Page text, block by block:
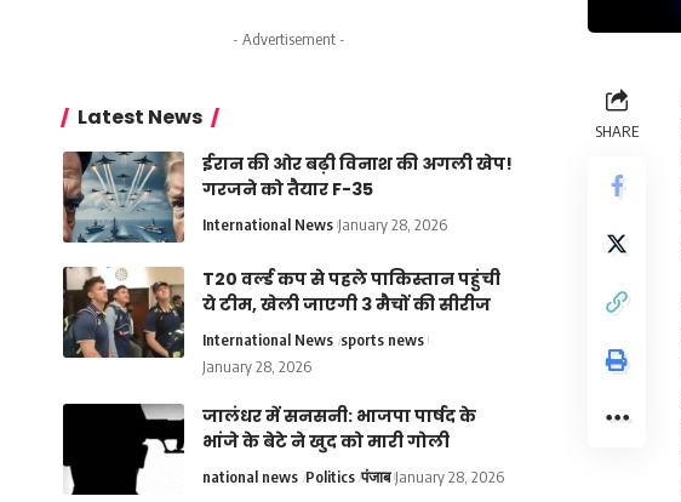
SHARE
- Advertisement -
Latest News
ईरान की ओर बढ़ी विनाश की अगली खेप!
गरजने को तैयार F-35
International News January 28, 2026
T20 वर्ल्ड कप से पहले पाकिस्तान पहुंची
ये टीम, खेली जाएगी 3 मैचों की सीरीज
International News sports news
January 28, 2026
जालंधर में सनसनी: भाजपा पार्षद के
भांजे के बेटे ने खुद को मारी गोली
national news Politics पंजाब January 28, 2026